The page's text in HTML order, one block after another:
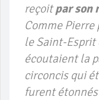
reçoitpar son
Comme
le Saint-
écoutaient la
circoncis qui
furent